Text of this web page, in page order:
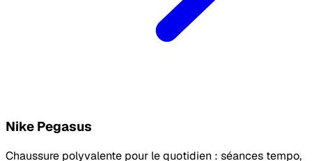
Nike Pegasus
Chaussure polyvalente pour le quotidien : séances tempo,